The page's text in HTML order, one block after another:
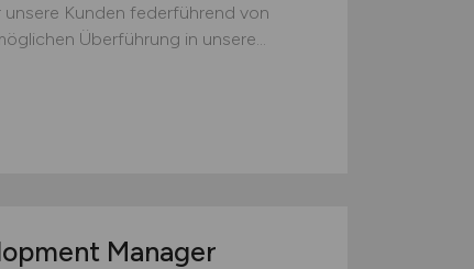
Kunden federführend von
Überführung in unsere...
Manager